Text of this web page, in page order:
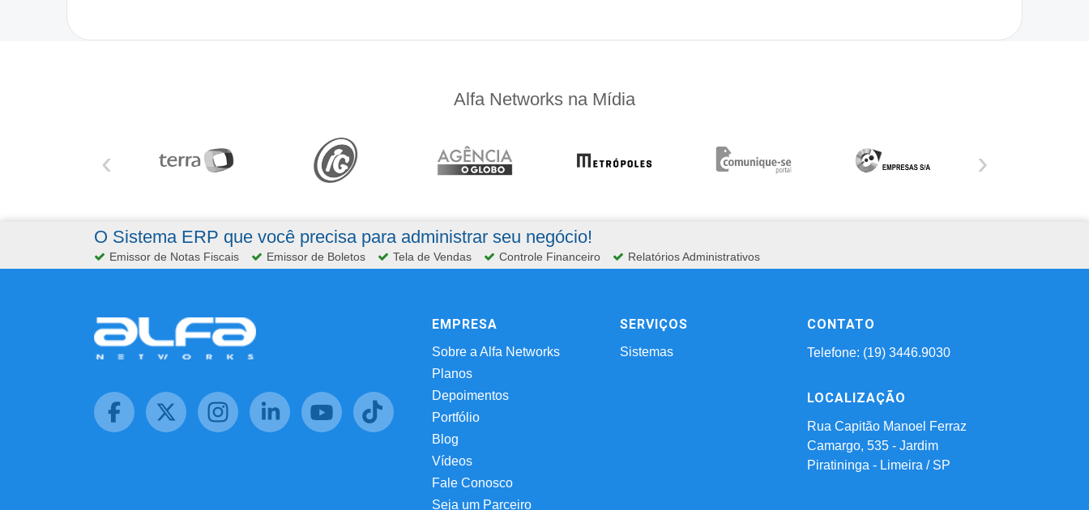
Alfa Networks na Mídia
‹ ›
O Sistema ERP que você precisa para administrar seu negócio!
Emissor de Notas Fiscais Emissor de Boletos Tela de Vendas Controle Financeiro Relatórios Administrativos
EMPRESA
Sobre a Alfa Networks
Planos
Depoimentos
Portfólio
Blog
Vídeos
Fale Conosco
Seja um Parceiro
SERVIÇOS
Sistemas
CONTATO
Telefone: (19) 3446.9030
LOCALIZAÇÃO
Rua Capitão Manoel Ferraz
Camargo, 535 - Jardim
Piratininga - Limeira / SP